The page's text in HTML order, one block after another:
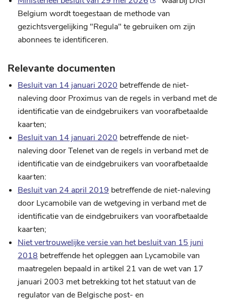
Belgium wordt toegestaan de methode van
gezichtsvergelijking "Regula" te gebruiken om zijn
abonnees te identificeren.
Relevante documenten
Besluit van 14 januari 2020 betreffende de niet-
naleving door Proximus van de regels in verband met de
identificatie van de eindgebruikers van voorafbetaalde
kaarten;
Besluit van 14 januari 2020 betreffende de niet-
naleving door Telenet van de regels in verband met de
identificatie van de eindgebruikers van voorafbetaalde
kaarten:
Besluit van 24 april 2019 betreffende de niet-naleving
door Lycamobile van de wetgeving in verband met de
identificatie van de eindgebruikers van voorafbetaalde
kaarten;
Niet vertrouwelijke versie van het besluit van 15 juni
2018 betreffende het opleggen aan Lycamobile van
maatregelen bepaald in artikel 21 van de wet van 17
januari 2003 met betrekking tot het statuut van de
regulator van de Belgische post- en